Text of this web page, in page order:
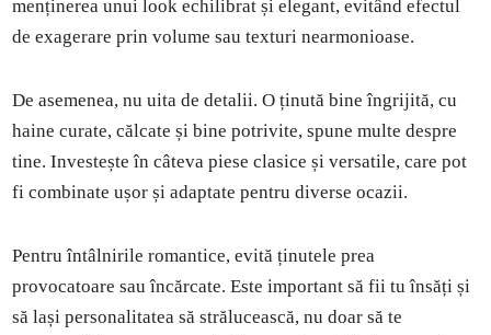
menținerea unui look echilibrat și elegant, evitând efectul
de exagerare prin volume sau texturi nearmonioase.
De asemenea, nu uita de detalii. O ținută bine îngrijită, cu
haine curate, călcate și bine potrivite, spune multe despre
tine. Investește în câteva piese clasice și versatile, care pot
fi combinate ușor și adaptate pentru diverse ocazii.
Pentru întâlnirile romantice, evită ținutele prea
provocatoare sau încărcate. Este important să fii tu însăți și
să lași personalitatea să strălucească, nu doar să te